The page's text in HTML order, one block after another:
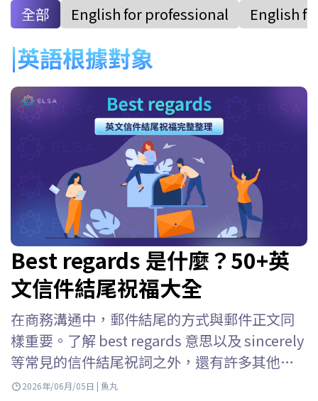
全部 English for professional English
英語根據對象
Best regards 是什麼？50+英
文信件結尾祝福大全
在商務溝通中，郵件結尾的方式與郵件正文同
樣重要。了解 best regards 意思以及 sincerely
等常見的信件結尾祝詞之外，還有許多其他選
擇可以讓你的郵件更自然、更專業。本文將透
2026年/06月/05日 | 魚丸